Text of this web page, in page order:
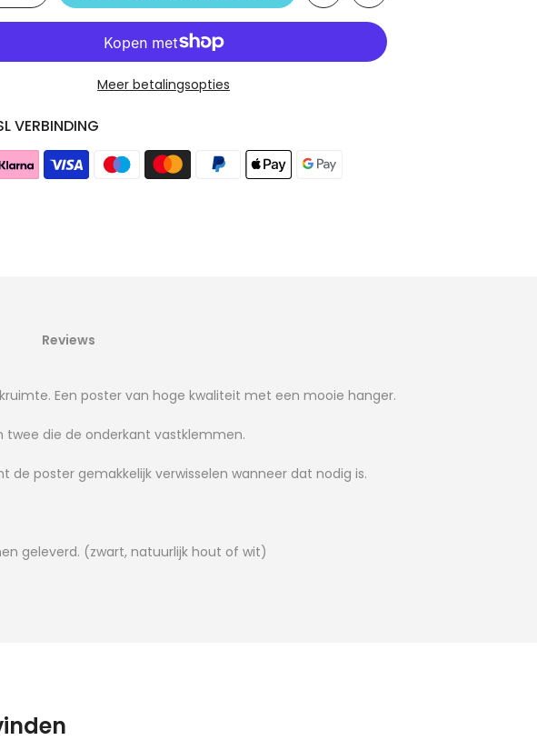
Meer betalingsopties
VERBINDING
Reviews
Een poster van hoge kwaliteit met een mooie hanger.
twee die de onderkant vastklemmen.
poster gemakkelijk verwisselen wanneer dat nodig is.
geleverd. (zwart, natuurlijk hout of wit)